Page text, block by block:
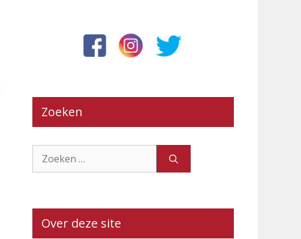
Zoeken
naar:
Over deze site